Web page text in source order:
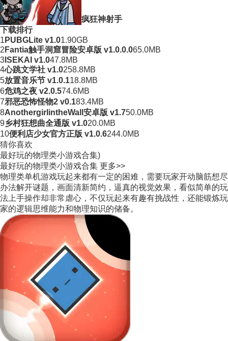
疯狂神射手
下载排行
1 PUBGLite v1.01.90GB
2 Fantia触手洞窟冒险安卓版 v1.0.0.065.0MB
3 ISEKAI v1.047.8MB
4心跳文学社 v1.0258.8MB
5放置音乐节 v1.0.118.8MB
6危鸡之夜 v2.0.574.6MB
7邪恶恐怖怪物2 v0.183.4MB
8AnothergirlintheWall安卓版 v1.750.0MB
9乡村狂想曲全通版 v1.020.0MB
10便利店少女官方正版 v1.0.6244.0MB
猜你喜欢
最好玩的物理类小游戏合集)
最好玩的物理类小游戏合集 更多>>
物理类单机游戏玩起来都有一定的困难，需要玩家开动脑筋想尽
办法解开谜题，画面清新简约，逼真的视觉效果，看似简单的玩
法上手操作却非常虐心，不仅玩起来有趣有挑战性，还能锻炼玩
家的逻辑思维能力和物理知识的储备。